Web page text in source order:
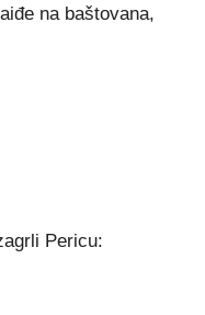
na baštovana,
Pericu: